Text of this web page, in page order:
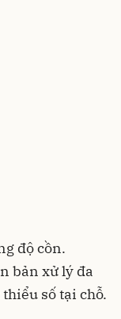
độ cồn.
bản xử lý đa
số tại chỗ.